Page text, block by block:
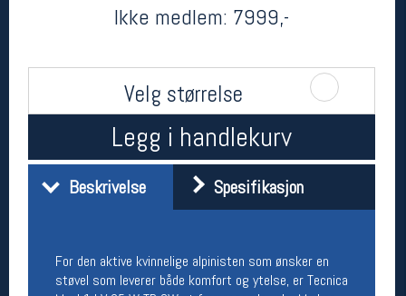
Ikke medlem: 7999,-
Velg størrelse
Legg i handlekurv
Beskrivelse Spesifikasjon
For den aktive kvinnelige alpinisten som ønsker en
støvel som leverer både komfort og ytelse, er Tecnica
Vis i kart
Åpningstider butikk
Man-Fredag:
11-18
11-16